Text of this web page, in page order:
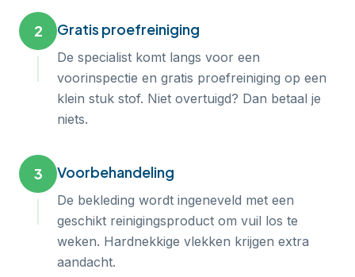
2 Gratis proefreiniging
De specialist komt langs voor een
voorinspectie en gratis proefreiniging op een
klein stuk stof. Niet overtuigd? Dan betaal je
niets.
3 Voorbehandeling
De bekleding wordt ingeneveld met een
geschikt reinigingsproduct om vuil los te
weken. Hardnekkige vlekken krijgen extra
aandacht.